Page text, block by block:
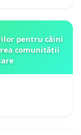
pentru câini
comunității